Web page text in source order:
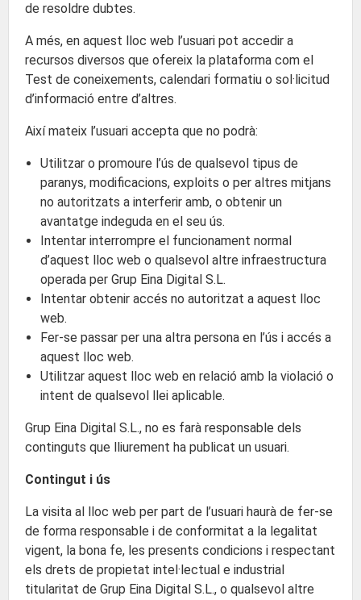
de resoldre dubtes.
A més, en aquest lloc web l’usuari pot accedir a
recursos diversos que ofereix la plataforma com el
Test de coneixements, calendari formatiu o sol·licitud
d’informació entre d’altres.
Així mateix l’usuari accepta que no podrà:
Utilitzar o promoure l’ús de qualsevol tipus de
paranys, modificacions, exploits o per altres mitjans
no autoritzats a interferir amb, o obtenir un
avantatge indeguda en el seu ús.
Intentar interrompre el funcionament normal
d’aquest lloc web o qualsevol altre infraestructura
operada per Grup Eina Digital S.L.
Intentar obtenir accés no autoritzat a aquest lloc
web.
Fer-se passar per una altra persona en l’ús i accés a
aquest lloc web.
Utilitzar aquest lloc web en relació amb la violació o
intent de qualsevol llei aplicable.
Grup Eina Digital S.L., no es farà responsable dels
continguts que lliurement ha publicat un usuari.
Contingut i ús
La visita al lloc web per part de l’usuari haurà de fer-se
de forma responsable i de conformitat a la legalitat
vigent, la bona fe, les presents condicions i respectant
els drets de propietat intel·lectual e industrial
titularitat de Grup Eina Digital S.L., o qualsevol altre